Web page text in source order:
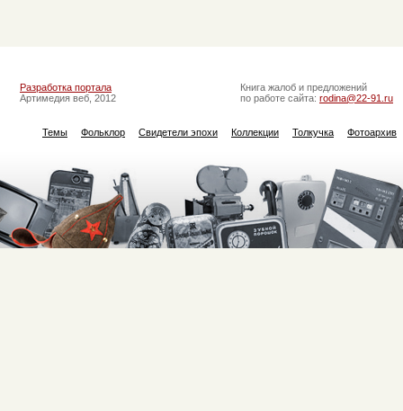
Разработка портала
Артимедия веб, 2012
Книга жалоб и предложений
по работе сайта: rodina@22-91.ru
Темы Фольклор Свидетели эпохи Коллекции Толкучка Фотоархив